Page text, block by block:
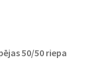
50/50 riepa